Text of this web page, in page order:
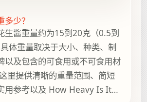
少？
生酱重量约为15到20克（0.5到
体重量取决于大小、种类、制
以及包含的可食用或不可食用材
里提供清晰的重量范围、简短
用参考以及 How Heavy Is It